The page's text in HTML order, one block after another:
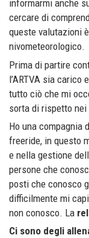
informarmi anche
cercare di
queste valutazioni
nivometeorologico.
Prima di partire
l’ARTVA sia carico
tutto ciò che mi
sorta di rispetto
Ho una compagnia
freeride, in questo
e nella gestione
persone che
posti che conosco
difficilmente mi
non conosco. La
Ci sono degli